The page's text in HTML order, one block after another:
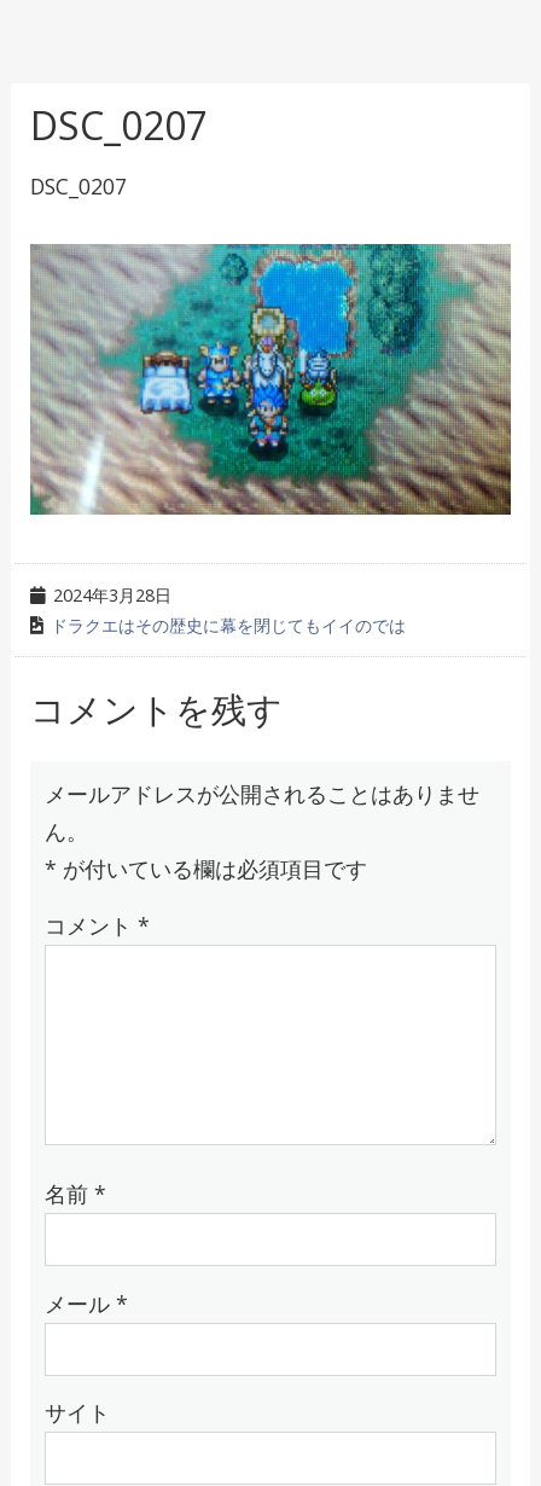
DSC_0207
DSC_0207
2024年3月28日
ドラクエはその歴史に幕を閉じてもイイのでは
コメントを残す
メールアドレスが公開されることはありませ
ん。
* が付いている欄は必須項目です
コメント *
名前 *
メール *
サイト